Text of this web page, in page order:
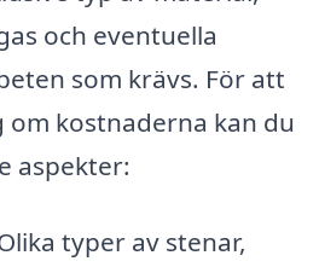
och eventuella
som krävs. För att
kostnaderna kan du
aspekter:
typer av stenar,